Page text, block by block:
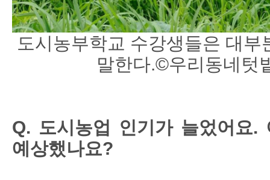
도시농부학교 수강생들은 대
말한다.©우리동네텃
Q. 도시농업 인기가 늘었어요.
예상했나요?